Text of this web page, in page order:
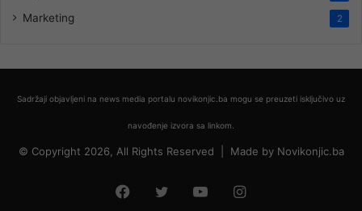
Marketing 2
Sadržaji objavljeni na news media portalu novikonjic.ba mogu se preuzeti isključivo uz
navođenje izvora sa linkom.
© Copyright 2026, All Rights Reserved | Made by Novikonjic.ba
Facebook
TwitterYouTubeInstagram